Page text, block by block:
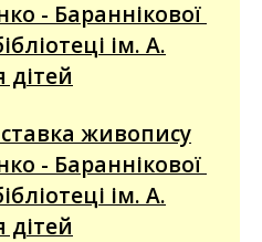
- Бараннікової
ім. А.
дітей
живопису
- Бараннікової
ім. А.
дітей